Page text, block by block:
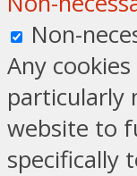
Non-
Any
particularly
website to
specifically